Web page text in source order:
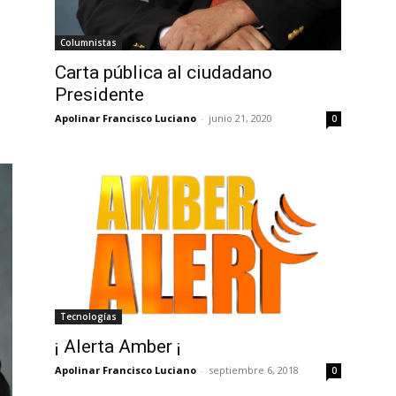
Columnistas
Carta pública al ciudadano
Presidente
Apolinar Francisco Luciano - junio 21, 2020 0
Tecnologías
¡ Alerta Amber ¡
Apolinar Francisco Luciano - septiembre 6, 2018 0